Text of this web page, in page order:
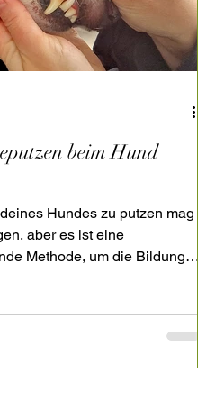
beim Hund
Hundes zu putzen mag
aber es ist eine
Methode, um die Bildung